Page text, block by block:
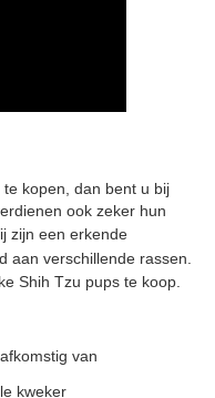
kopen, dan bent u bij
ook zeker hun
zijn een erkende
aan verschillende rassen.
Shih Tzu pups te koop.
van
kweker